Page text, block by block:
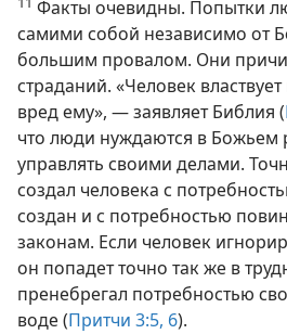
Факты очевидны. Попытки
самими собой независимо от
большим провалом. Они
страданий. «Человек
вред ему», — заявляет Библия (
что люди нуждаются в Божьем
управлять своими делами.
создал человека с
создан и с потребностью
законам. Если человек
он попадет точно так же в
пренебрегал потребностью
воде (Притчи 3:5, 6).